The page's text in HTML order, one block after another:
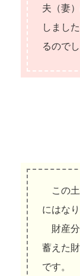
夫（妻
しまし
るので
この土
にはな
財産分
蓄えた
です。